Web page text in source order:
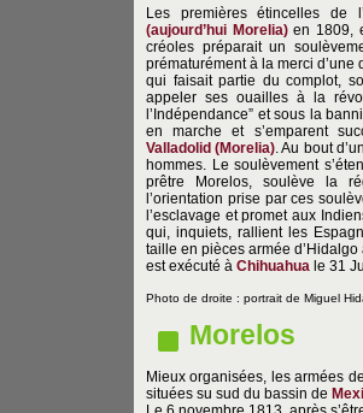
Les premières étincelles de
(aujourd’hui Morelia)en 1809,
créoles préparait un
prématurément à la merci
qui faisait partie du complot,
appeler ses ouailles à la
l’Indépendance” et sous la
en marche et s’emparent
Valladolid (Morelia). Au bout
hommes. Le soulèvement
prêtre Morelos, soulève la
l’orientation prise par ces
l’esclavage et promet aux
qui, inquiets, rallient les
taille en pièces armée
est exécuté à Chihuahua le 31
Photo de droite : portrait de Miguel
Morelos
Mieux organisées, les armées
situées su sud du bassin de